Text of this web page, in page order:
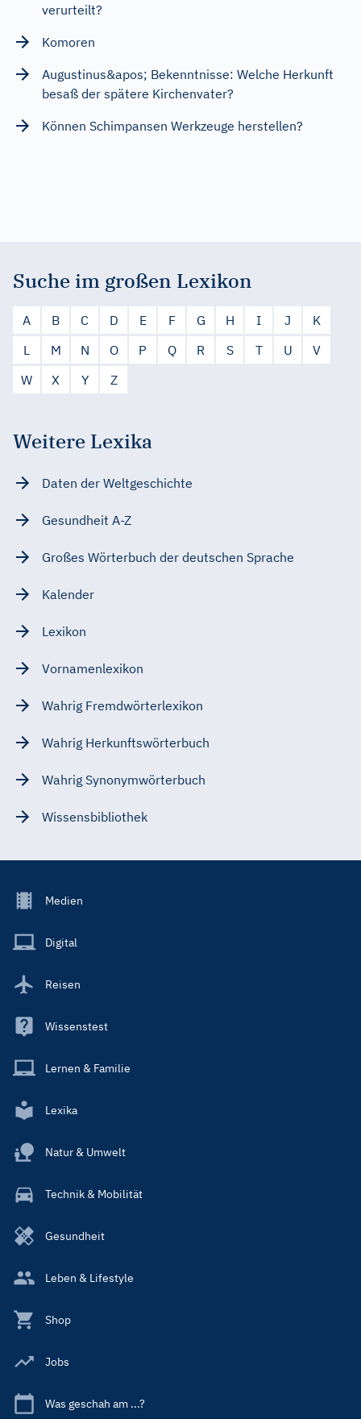
verurteilt?
Komoren
Augustinus&apos; Bekenntnisse: Welche Herkunft
besaß der spätere Kirchenvater?
Können Schimpansen Werkzeuge herstellen?
Suche im großen Lexikon
A B C D E F G H I J
K
L
M N O P Q R S T U
V
W
X Y Z
Weitere Lexika
Daten der Weltgeschichte
Gesundheit A-Z
Großes Wörterbuch der deutschen Sprache
Kalender
Lexikon
Vornamenlexikon
Wahrig Fremdwörterlexikon
Wahrig Herkunftswörterbuch
Wahrig Synonymwörterbuch
Wissensbibliothek
Footer
Main
Medien
Digital
Reisen
Wissenstest
Lernen & Familie
Lexika
Natur & Umwelt
Technik & Mobilität
Gesundheit
Leben & Lifestyle
Shop
Jobs
Was geschah am ...?